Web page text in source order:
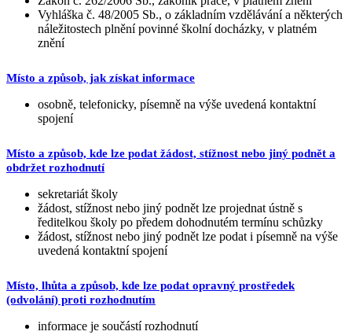
Vyhláška č. 48/2005 Sb., o základním vzdělávání a některých
náležitostech plnění povinné školní docházky, v platném
znění
Místo a způsob, jak získat informace
osobně, telefonicky, písemně na výše uvedená kontaktní
spojení
Místo a způsob, kde lze podat žádost, stížnost nebo jiný podnět a
obdržet rozhodnutí
sekretariát školy
žádost, stížnost nebo jiný podnět lze projednat ústně s
ředitelkou školy po předem dohodnutém termínu schůzky
žádost, stížnost nebo jiný podnět lze podat i písemně na výše
uvedená kontaktní spojení
Místo, lhůta a způsob, kde lze podat opravný prostředek
(odvolání) proti rozhodnutím
informace je součástí rozhodnutí